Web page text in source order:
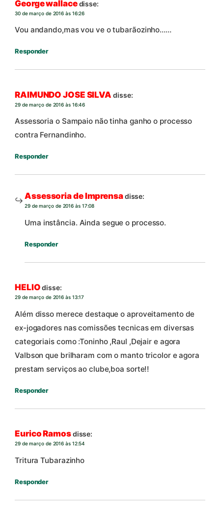
George wallacedisse:
30 de março de 2016 às 16:26
Vou andando,mas vou ve o tubarãozinho……
Responder
RAIMUNDO JOSE SILVA disse:
29 de março de 2016 às 16:46
Assessoria o Sampaio não tinha ganho o processo
contra Fernandinho.
Responder
Assessoria de Imprensadisse:
29 de março de 2016 às 17:08
Uma instância. Ainda segue o processo.
Responder
HELIO disse:
29 de março de 2016 às 13:17
Além disso merece destaque o aproveitamento de
ex-jogadores nas comissões tecnicas em diversas
categoriais como :Toninho ,Raul ,Dejair e agora
Valbson que brilharam com o manto tricolor e agora
prestam serviços ao clube,boa sorte!!
Responder
Eurico Ramosdisse:
29 de março de 2016 às 12:54
Tritura Tubarazinho
Responder